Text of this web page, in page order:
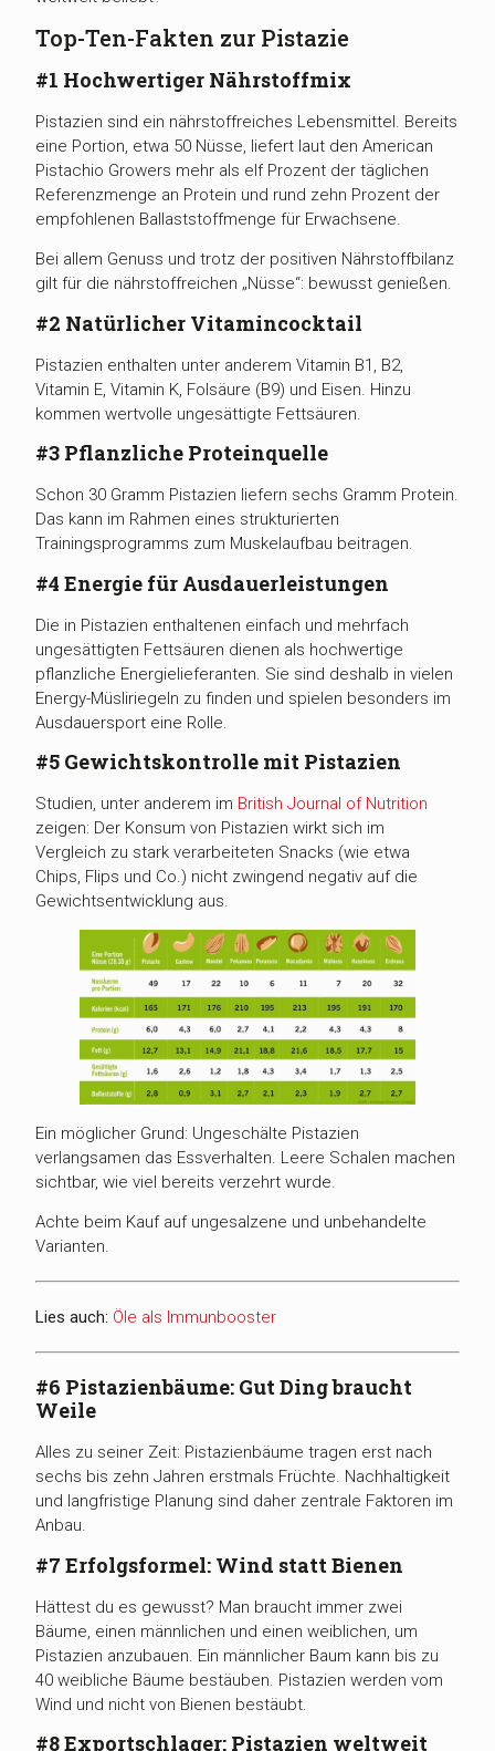
Top-Ten-Fakten zur Pistazie
#1 Hochwertiger Nährstoffmix
Pistazien sind ein nährstoffreiches Lebensmittel. Bereits
eine Portion, etwa 50 Nüsse, liefert laut den American
Pistachio Growers mehr als elf Prozent der täglichen
Referenzmenge an Protein und rund zehn Prozent der
empfohlenen Ballaststoffmenge für Erwachsene.
Bei allem Genuss und trotz der positiven Nährstoffbilanz
gilt für die nährstoffreichen „Nüsse“: bewusst genießen.
#2 Natürlicher Vitamincocktail
Pistazien enthalten unter anderem Vitamin B1, B2,
Vitamin E, Vitamin K, Folsäure (B9) und Eisen. Hinzu
kommen wertvolle ungesättigte Fettsäuren.
#3 Pflanzliche Proteinquelle
Schon 30 Gramm Pistazien liefern sechs Gramm Protein.
Das kann im Rahmen eines strukturierten
Trainingsprogramms zum Muskelaufbau beitragen.
#4 Energie für Ausdauerleistungen
Die in Pistazien enthaltenen einfach und mehrfach
ungesättigten Fettsäuren dienen als hochwertige
pflanzliche Energielieferanten. Sie sind deshalb in vielen
Energy-Müsliriegeln zu finden und spielen besonders im
Ausdauersport eine Rolle.
#5 Gewichtskontrolle mit Pistazien
Studien, unter anderem im British Journal of Nutrition
zeigen: Der Konsum von Pistazien wirkt sich im
Vergleich zu stark verarbeiteten Snacks (wie etwa
Chips, Flips und Co.) nicht zwingend negativ auf die
Gewichtsentwicklung aus.
Ein möglicher Grund: Ungeschälte Pistazien
verlangsamen das Essverhalten. Leere Schalen machen
sichtbar, wie viel bereits verzehrt wurde.
Achte beim Kauf auf ungesalzene und unbehandelte
Varianten.
Lies auch: Öle als Immunbooster
#6 Pistazienbäume: Gut Ding braucht
Weile
Alles zu seiner Zeit: Pistazienbäume tragen erst nach
sechs bis zehn Jahren erstmals Früchte. Nachhaltigkeit
und langfristige Planung sind daher zentrale Faktoren im
Anbau.
#7 Erfolgsformel: Wind statt Bienen
Hättest du es gewusst? Man braucht immer zwei
Bäume, einen männlichen und einen weiblichen, um
Pistazien anzubauen. Ein männlicher Baum kann bis zu
40 weibliche Bäume bestäuben. Pistazien werden vom
Wind und nicht von Bienen bestäubt.
#8 Exportschlager: Pistazien weltweit